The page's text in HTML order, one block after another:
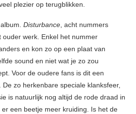
plezier op terugblikken.
Disturbance, acht nummers
ouder werk. Enkel het nummer
en kon zo op een plaat van
sound en niet wat je zo zou
Voor de oudere fans is dit een
De zo herkenbare speciale klanksfeer,
is natuurlijk nog altijd de rode draad in
een beetje meer kruiding. Is het de